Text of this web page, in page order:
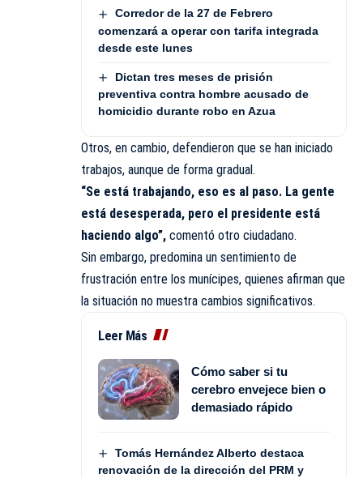
Corredor de la 27 de Febrero
comenzará a operar con tarifa integrada
desde este lunes
Dictan tres meses de prisión
preventiva contra hombre acusado de
homicidio durante robo en Azua
Otros, en cambio, defendieron que se han iniciado
trabajos, aunque de forma gradual.
“Se está trabajando, eso es al paso. La gente
está desesperada, pero el presidente está
haciendo algo”, comentó otro ciudadano.
Sin embargo, predomina un sentimiento de
frustración entre los munícipes, quienes afirman que
la situación no muestra cambios significativos.
Leer Más
Cómo saber si tu
cerebro envejece bien o
demasiado rápido
Tomás Hernández Alberto destaca
renovación de la dirección del PRM y